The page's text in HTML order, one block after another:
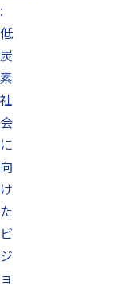
:
低
炭
素
社
会
に
向
け
た
ビ
ジ
ョ